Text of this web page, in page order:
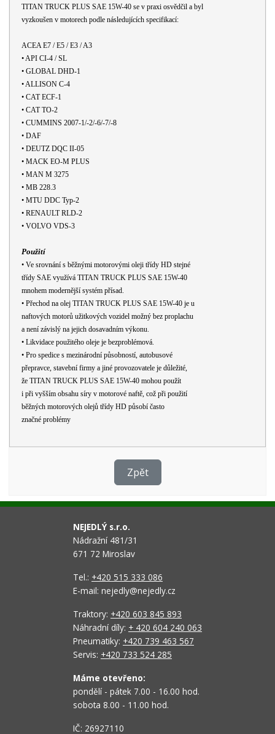
TITAN TRUCK PLUS SAE 15W-40 se v praxi osvědčil a byl
vyzkoušen v motorech podle následujících specifikací:
ACEA E7 / E5 / E3 / A3
•API CI-4 / SL
• GLOBAL DHD-1
•ALLISON C-4
• CAT ECF-1
• CAT TO-2
• CUMMINS 2007-1/-2/-6/-7/-8
• DAF
• DEUTZ DQC II-05
• MACK EO-M PLUS
• MAN M 3275
• MB 228.3
• MTU DDC Typ-2
• RENAULT RLD-2
• VOLVO VDS-3
Použití
• Ve srovnání s běžnými motorovými oleji třídy HD stejné
třídy SAE využívá TITAN TRUCK PLUS SAE 15W-40
mnohem modernější systém přísad.
• Přechod na olej TITAN TRUCK PLUS SAE 15W-40 je u
naftových motorů užitkových vozidel možný bez proplachu
a není závislý na jejich dosavadním výkonu.
• Likvidace použitého oleje je bezproblémová.
• Pro spedice s mezinárodní působností, autobusové
přepravce, stavební firmy a jiné provozovatele je důležité,
že TITAN TRUCK PLUS SAE 15W-40 mohou použít
i při vyšším obsahu síry v motorové naftě, což při použití
běžných motorových olejů třídy HD působí často
značné problémy
Zpět
NEJEDLÝ s.r.o.
Nádražní 481/31
671 72 Miroslav
Tel.: +420 515 333 086
E-mail: nejedly@nejedly.cz
Traktory: +420 603 845 893
Náhradní díly: + 420 604 240 063
Pneumatiky: +420 739 463 567
Servis: +420 733 524 285
Máme otevřeno:
pondělí - pátek 7.00 - 16.00 hod.
sobota 8.00 - 11.00 hod.
IČ: 26927110